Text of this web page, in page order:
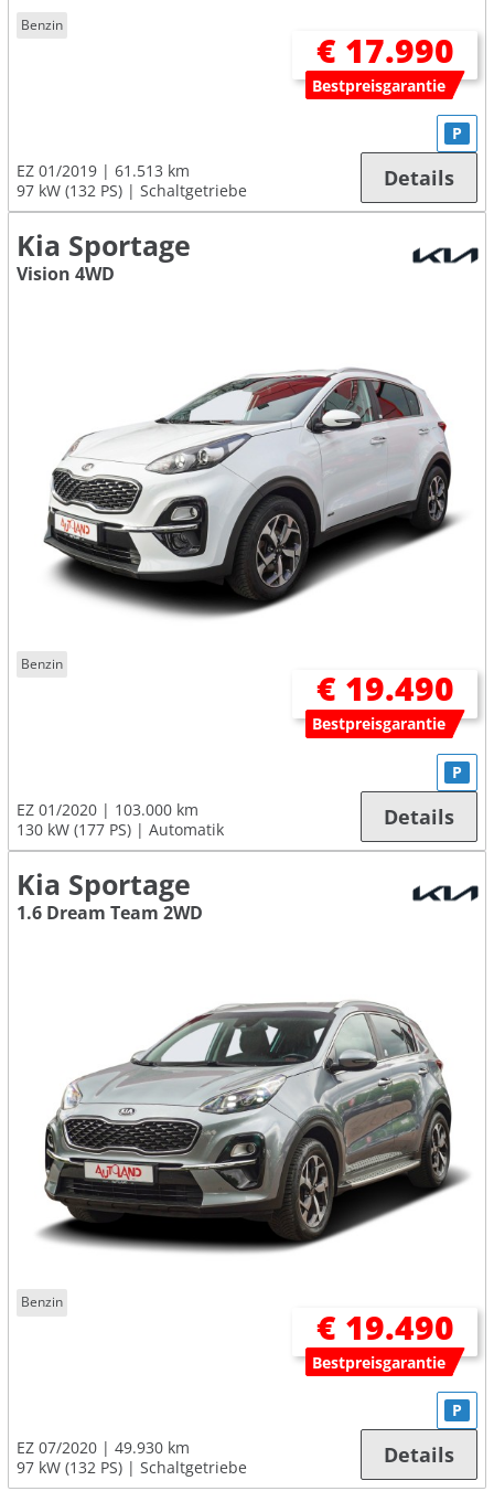
Benzin
€ 17.990
Bestpreisgarantie
EZ 01/2019
61.513 km
97 kW (132 PS)
Schaltgetriebe
P
Details
Kia Sportage
Vision 4WD
Benzin
€ 19.490
Bestpreisgarantie
EZ 01/2020
103.000 km
130 kW (177 PS)
Automatik
P
Details
Kia Sportage
1.6 Dream Team 2WD
Benzin
€ 19.490
Bestpreisgarantie
EZ 07/2020
49.930 km
97 kW (132 PS)
Schaltgetriebe
P
Details